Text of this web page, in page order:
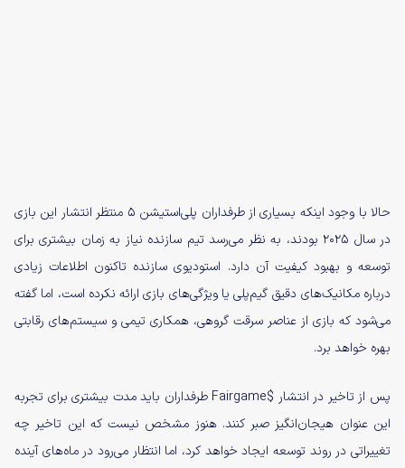
حالا با وجود اینکه بسیاری از طرفداران پلی‌استیشن 5 منتظر انتشار این بازی
در سال 2025 بودند، به نظر می‌رسد تیم سازنده نیاز به زمان بیشتری برای
توسعه و بهبود کیفیت آن دارد. استودیوی سازنده تاکنون اطلاعات زیادی
درباره مکانیک‌های دقیق گیم‌پلی یا ویژگی‌های بازی ارائه نکرده است، اما گفته
می‌شود که بازی از عناصر سرقت گروهی، همکاری تیمی و سیستم‌های رقابتی
بهره خواهد برد.
پس از تاخیر در انتشار $Fairgame طرفداران باید مدت بیشتری برای تجربه
این عنوان هیجان‌انگیز صبر کنند. هنوز مشخص نیست که این تاخیر چه
تغییراتی در روند توسعه ایجاد خواهد کرد، اما انتظار می‌رود در ماه‌های آینده